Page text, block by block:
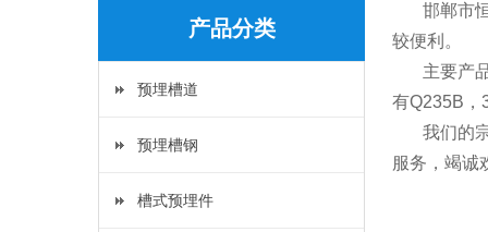
产品分类
预埋槽道
预埋槽钢
槽式预埋件
邯郸市
较便利。
主要产
有Q235B，
我们的
服务，竭诚